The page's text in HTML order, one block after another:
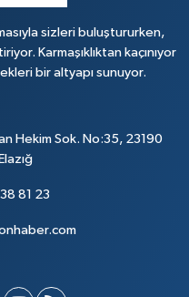
sizleri buluştururken,
Karmaşıklıktan kaçınıyor
bir altyapı sunuyor.
Hekim Sok. No:35, 23190
81 23